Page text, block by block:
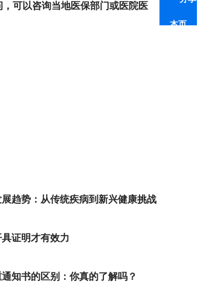
可以咨询当地医保部门或医院医
趋势：从传统疾病到新兴健康挑战
证明才有效力
知书的区别：你真的了解吗？
本页